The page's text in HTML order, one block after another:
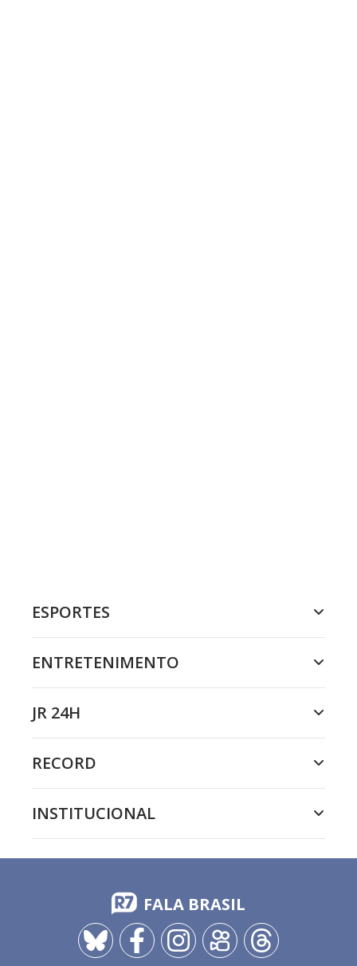
ESPORTES
ENTRETENIMENTO
JR 24H
RECORD
INSTITUCIONAL
FALA BRASIL